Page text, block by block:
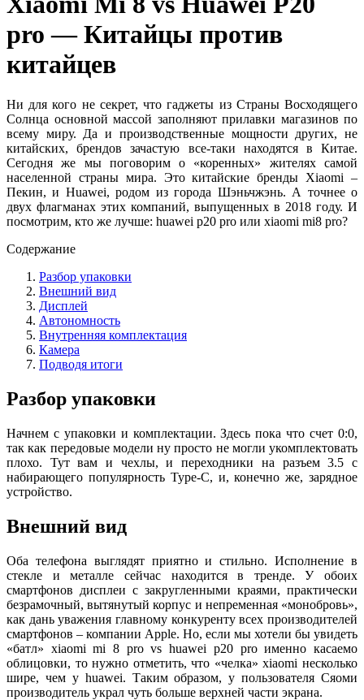
pro — Китайцы против
китайцев
Ни для кого не секрет, что гаджеты из Страны Восходящего
Солнца основной массой заполняют прилавки магазинов по
всему миру. Да и производственные мощности других, не
китайских, брендов зачастую все-таки находятся в Китае.
Сегодня же мы поговорим о «коренных» жителях самой
населенной страны мира. Это китайские бренды Xiaomi –
Пекин, и Huawei, родом из города Шэньчжэнь. А точнее о
двух флагманах этих компаний, выпущенных в 2018 году. И
посмотрим, кто же лучше: huawei p20 pro или xiaomi mi8 pro?
Содержание
Разбор упаковки
Внешний вид
Дисплей
Автономность
Внутренняя комплектация
Камера
Подводя итоги
Разбор упаковки
Начнем с упаковки и комплектации. Здесь пока что счет 0:0,
так как передовые модели ну просто не могли укомплектовать
плохо. Тут вам и чехлы, и переходники на разъем 3.5 с
набирающего популярность Type-C, и, конечно же, зарядное
устройство.
Внешний вид
Оба телефона выглядят приятно и стильно. Исполнение в
стекле и металле сейчас находится в тренде. У обоих
смартфонов дисплеи с закругленными краями, практически
безрамочный, вытянутый корпус и непременная «монобровь»,
как дань уважения главному конкуренту всех производителей
смартфонов – компании Apple. Но, если мы хотели бы увидеть
«батл» xiaomi mi 8 pro vs huawei p20 pro именно касаемо
облицовки, то нужно отметить, что «челка» xiaomi несколько
шире, чем у huawei. Таким образом, у пользователя Сяоми
производитель украл чуть больше верхней части экрана.